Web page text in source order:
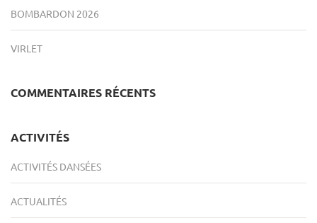
BOMBARDON 2026
VIRLET
COMMENTAIRES RÉCENTS
ACTIVITÉS
ACTIVITÉS DANSÉES
ACTUALITÉS